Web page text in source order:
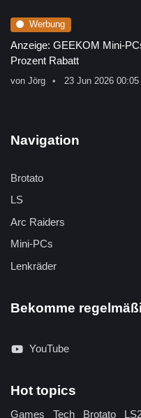
Werbung
Anzeige: GEEKOM Mini-
Prozent Rabatt
von Jörg 23 Jun 2026
Navigation
Brotato
LS
Arc Raiders
Mini-PCs
Lenkräder
Bekomme
YouTube
Hot topics
Games Tech Brotato